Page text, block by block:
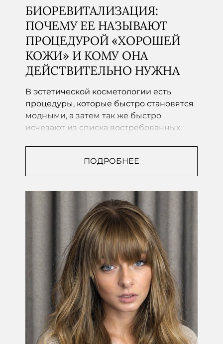
БИОРЕВИТАЛИЗАЦИЯ:
ПОЧЕМУ ЕЕ НАЗЫВАЮТ
ПРОЦЕДУРОЙ «ХОРОШЕЙ
КОЖИ» И КОМУ ОНА
ДЕЙСТВИТЕЛЬНО НУЖНА
В эстетической косметологии есть
процедуры, которые быстро становятся
модными, а затем так же быстро
исчезают из списка востребованных.
ПОДРОБНЕЕ